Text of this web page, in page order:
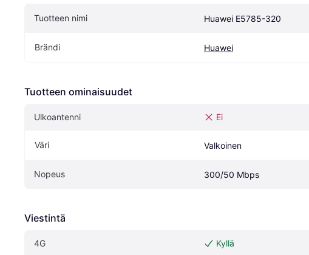
Tuotteen nimi Huawei E5785-320
Brändi Huawei
Tuotteen ominaisuudet
Ulkoantenni Ei
Väri Valkoinen
Nopeus 300/50 Mbps
Viestintä
4G Kyllä